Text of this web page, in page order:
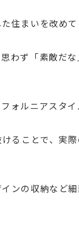
まいを改めて
わず「素敵だ
ォルニアスタイ
ることで、実
ンの収納など